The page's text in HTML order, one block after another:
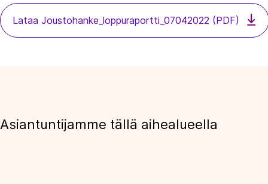
Lataa Joustohanke_loppuraportti_07042022 (PDF)
Asiantuntijamme tällä aihealueella